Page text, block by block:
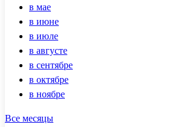
в мае
в июне
в июле
в августе
в сентябре
в октябре
в ноябре
Все месяцы